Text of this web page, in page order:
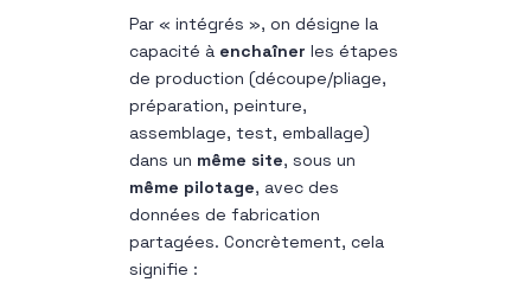
Par « intégrés », on désigne la
capacité à enchaîner les étapes
de production (découpe/pliage,
préparation, peinture,
assemblage, test, emballage)
dans un même site, sous un
même pilotage, avec des
données de fabrication
partagées. Concrètement, cela
signifie :